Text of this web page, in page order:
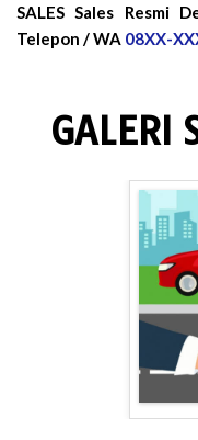
SALES Sales Resmi
Telepon / WA 08XX-
GALERI